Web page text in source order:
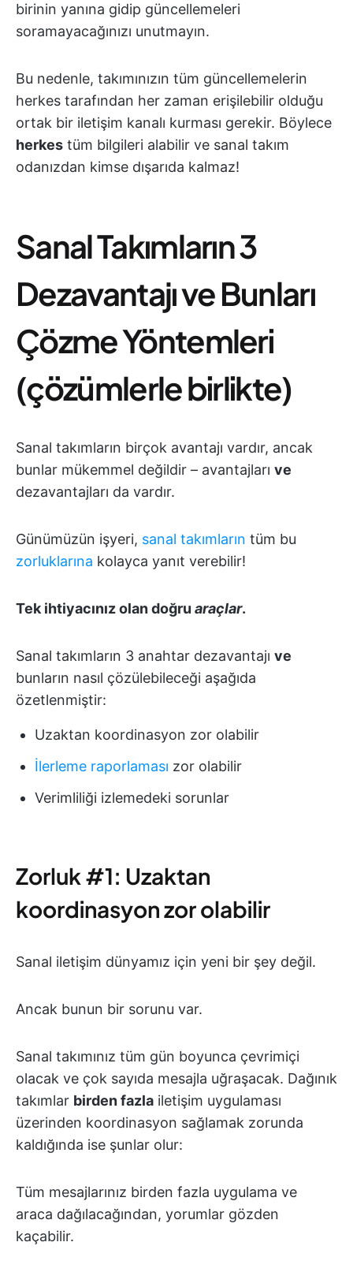
birinin yanına gidip güncellemeleri
soramayacağınızı unutmayın.
Bu nedenle, takımınızın tüm güncellemelerin
herkes tarafından her zaman erişilebilir olduğu
ortak bir iletişim kanalı kurması gerekir. Böylece
herkes tüm bilgileri alabilir ve sanal takım
odanızdan kimse dışarıda kalmaz!
Sanal Takımların 3
Dezavantajı ve Bunları
Çözme Yöntemleri
(çözümlerle birlikte)
Sanal takımların birçok avantajı vardır, ancak
bunlar mükemmel değildir – avantajları ve
dezavantajları da vardır.
Günümüzün işyeri, sanal takımların tüm bu
zorluklarına kolayca yanıt verebilir!
Tek ihtiyacınız olan doğru araçlar.
Sanal takımların 3 anahtar dezavantajı ve
bunların nasıl çözülebileceği aşağıda
özetlenmiştir:
Uzaktan koordinasyon zor olabilir
İlerleme raporlaması zor olabilir
Verimliliği izlemedeki sorunlar
Zorluk #1: Uzaktan
koordinasyon zor olabilir
Sanal iletişim dünyamız için yeni bir şey değil.
Ancak bunun bir sorunu var.
Sanal takımınız tüm gün boyunca çevrimiçi
olacak ve çok sayıda mesajla uğraşacak. Dağınık
takımlar birden fazla iletişim uygulaması
üzerinden koordinasyon sağlamak zorunda
kaldığında ise şunlar olur:
Tüm mesajlarınız birden fazla uygulama ve
araca dağılacağından, yorumlar gözden
kaçabilir.